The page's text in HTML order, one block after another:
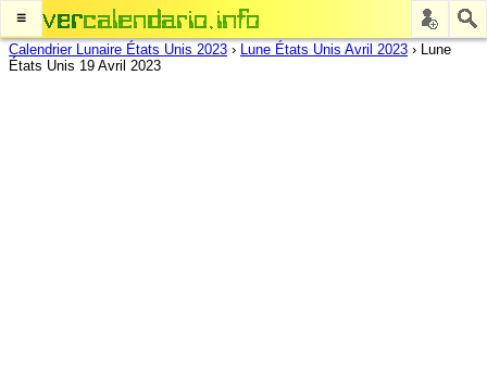
≡
Calendrier Lunaire États Unis 2023 › Lune États Unis Avril 2023 › Lune
États Unis 19 Avril 2023